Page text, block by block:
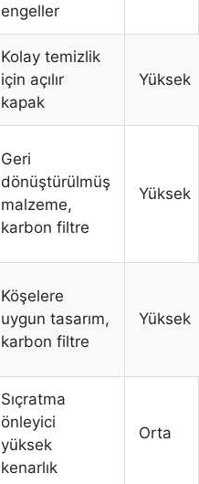
engeller
Kolay temizlik
için açılır
kapak
Yüksek
Geri
dönüştürülmüş
malzeme,
karbon filtre
Yüksek
Köşelere
uygun tasarım,
karbon filtre
Yüksek
Sıçratma
önleyici
yüksek
kenarlık
Orta